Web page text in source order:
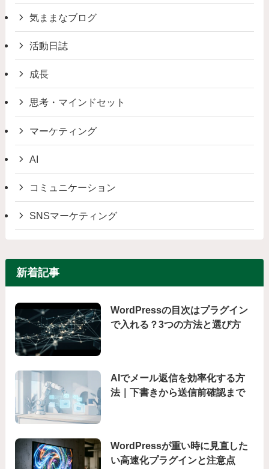
気ままなブログ
活動日誌
成長
思考・マインドセット
マーケティング
AI
コミュニケーション
SNSマーケティング
新着記事
WordPressの目次はプラグイン
で入れる？3つの方法と選び方
AIでメール返信を効率化する方
法｜下書きから送信前確認まで
WordPressが重い時に見直した
い高速化プラグインと注意点